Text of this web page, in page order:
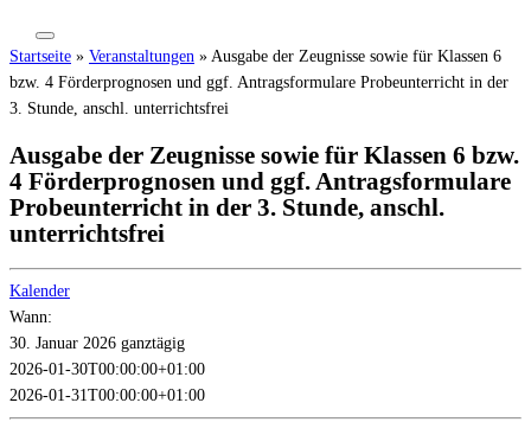
Startseite » Veranstaltungen » Ausgabe der Zeugnisse sowie für Klassen 6
bzw. 4 Förderprognosen und ggf. Antragsformulare Probeunterricht in der
3. Stunde, anschl. unterrichtsfrei
Ausgabe der Zeugnisse sowie für Klassen 6 bzw.
4 Förderprognosen und ggf. Antragsformulare
Probeunterricht in der 3. Stunde, anschl.
unterrichtsfrei
Kalender
Wann:
30. Januar 2026 ganztägig
2026-01-30T00:00:00+01:00
2026-01-31T00:00:00+01:00